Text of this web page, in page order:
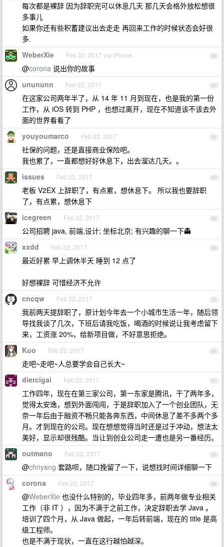
每次都是裸辞 因为辞职完可以休息几天 那几天会格外放松想很
多事儿
如果你还有些积蓄建议出去走走 再回来工作的时候状态会好很
多.
89
WeberXie Feb 22, 2017 via iPhone
@corona 说出你的故事
90
unununn Feb 22, 2017
在这家公司两年半了，从 14 年 11 月到现在，也是我的第一份
工作，从 iOS 转到 PHP ，也想过离开，现在不知道该不该去外
面的世界看看了
91
youyoumarco Feb 22, 2017
社保的问题，还是直接商业保险吧。
我也累了，一直都想好好休息下，出去溜达几天。。
92
issues Feb 22, 2017
老板 V2EX 上辞职了，有点累，想休息下。 所以我也要辞职
了，有点累，想休息下
93
icegreen Feb 22, 2017
公司招聘 java, 前端,设计; 坐标北京; 有兴趣的聊一下👻
94
xxdd Feb 22, 2017
最近好累 早上调休半天 睡到 12 点了
好想裸辞 可惜经济不允许
95
cncqw Feb 22, 2017
我前两天提辞职了，原计划今年去一个小城市生活一年，随后领
导找我谈了几次，下班后请我吃饭，喝酒的时候说让我考虑留下
来，工资涨 20%，给新项目做，不好意思拒绝。
96
Kuo Feb 22, 2017
走吧~走吧~人总要学会自己长大~
97
diercigai Feb 22, 2017
工作四年，现在在第三家公司，第一东家是腾讯，干了两年多，
觉得太安逸，想到外面闯闯，于是辞职加入了一个创业团队，无
奈一年后由于融资不畅只能各奔东西，中间休息了差不多两个多
月。才到现在的公司。现在想想觉得当时还是过于冲动，想法太
美好，显示却很残酷。当让到创业公司走一遭也是另一番经历。
98
outmano Feb 22, 2017
@chnyang 套路呗，随口挽留了一下，说想找时间详细聊一下
99
corona Feb 22, 2017
@WeberXie 也没什么特别的，毕业四年多，前两年做专业相关
工作（非 IT ），因为不满于之前工作，决定辞职去学 Java 。
培训了四个月，从 Java 做起，一年后转前端，现在的 title 是高
级工程师。
也是不满于现状，一直在这行越怕越深。